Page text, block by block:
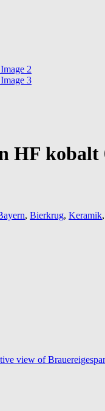
HF kobalt
, Bierkrug, Keramik,